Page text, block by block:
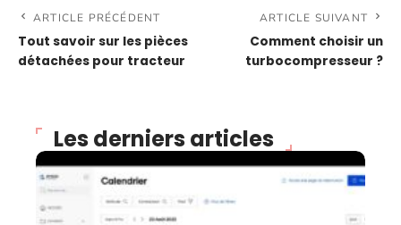
ARTICLE PRÉCÉDENT
Tout savoir sur les pièces
détachées pour tracteur
ARTICLE SUIVANT
Comment choisir un
turbocompresseur ?
Les derniers articles